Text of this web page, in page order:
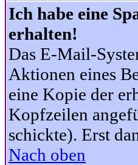
Ich habe eine
erhalten!
Das E-Mail-
Aktionen eines
eine Kopie der
Kopfzeilen
schickte). Erst
Nach oben